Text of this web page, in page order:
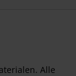
Alle